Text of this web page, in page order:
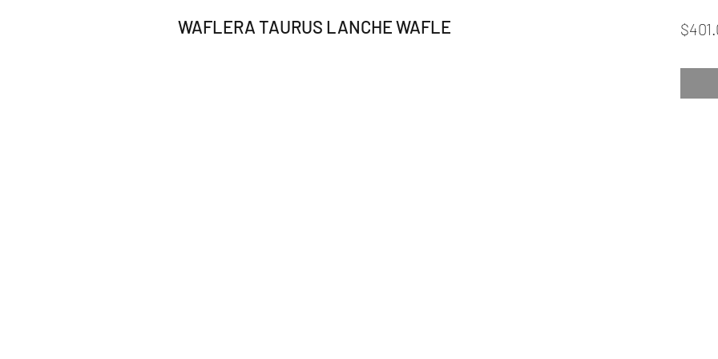
WAFLERA TAURUS LANCHE WAFLE